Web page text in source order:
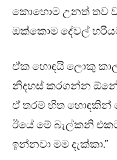
කොහොම උනත් තව
ඔක්කොම දේවල්
ඒක හොඳයි ලොකු
නිදහස් කරගන්න
ඒ තරම් හිත හොඳකින්
ඊයේ මේ බැල්කනි
ඉන්නවා මම දැක්කා.”